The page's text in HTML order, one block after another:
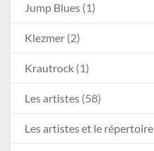
Jump Blues (1)
Klezmer (2)
Krautrock (1)
Les artistes (58)
Les artistes et le répertoire